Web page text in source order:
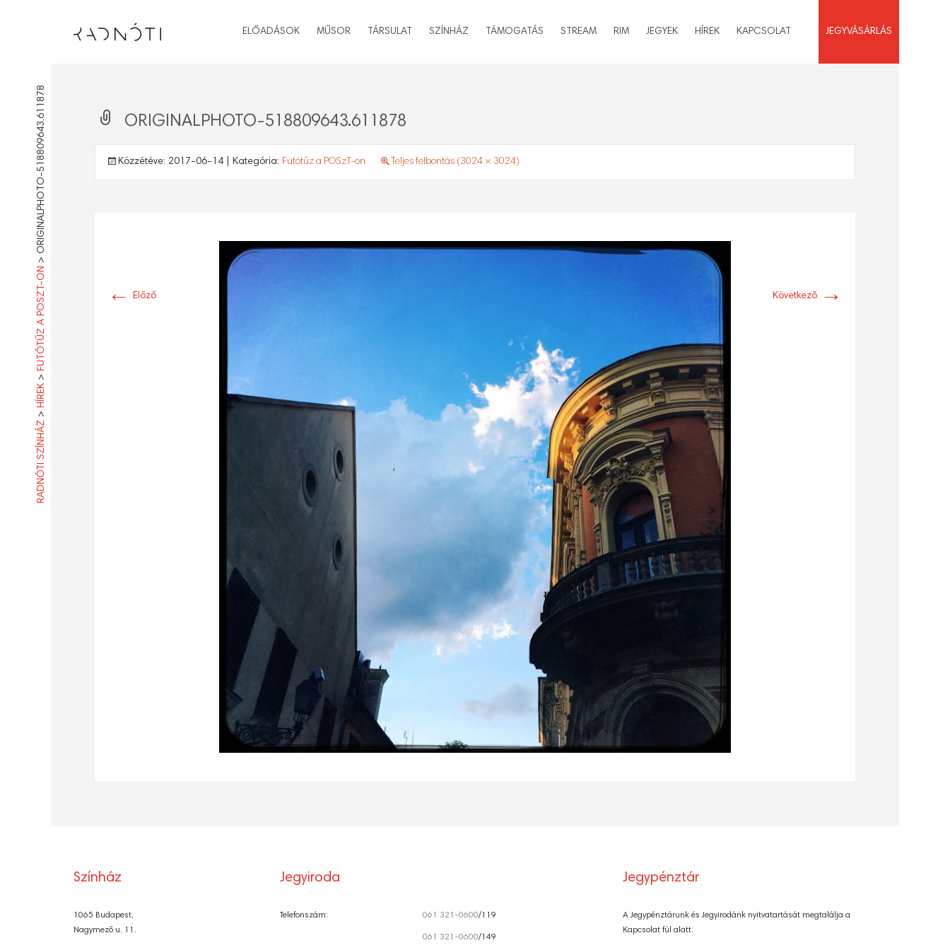
ELŐADÁSOK MŰSOR TÁRSULAT SZÍNHÁZ TÁMOGATÁS STREAM RIM JEGYEK HÍREK KAPCSOLAT JEGYVÁSÁRLÁS
RADNÓTI SZÍNHÁZ
>
HÍREK
>
FUTÓTŰZ A POSZT-ON
>
ORIGINALPHOTO-518809643.611878 ORIGINALPHOTO-518809643.611878
Közzétéve: 2017-06-14 | Kategória: Futótűz a POSzT-on Teljes felbontás (3024 × 3024)
← Előző Következő →
Színház
1065 Budapest,
Nagymező u. 11.
Jegyiroda
Telefonszám: 061 321-0600/119
061 321-0600/149
Jegypénztár
A Jegypénztárunk és Jegyirodánk nyitvatartását megtalálja a
Kapcsolat fül alatt.